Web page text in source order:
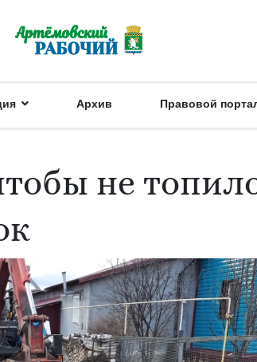
Архив Правовой
не